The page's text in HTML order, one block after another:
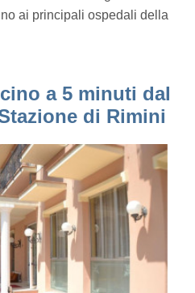
ai principali ospedali della
a 5 minuti dal
di Rimini